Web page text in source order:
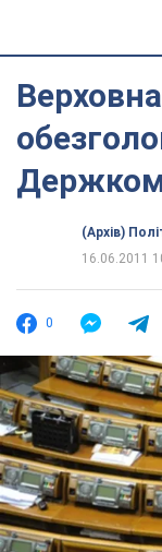
(Архів)
16.06.2011
0